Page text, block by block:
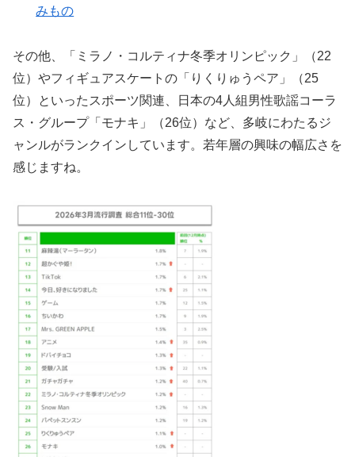
みもの
その他、「ミラノ・コルティナ冬季オリンピック」（22
位）やフィギュアスケートの「りくりゅうペア」（25
位）といったスポーツ関連、日本の4人組男性歌謡コーラ
ス・グループ「モナキ」（26位）など、多岐にわたるジ
ャンルがランクインしています。若年層の興味の幅広さを
感じますね。